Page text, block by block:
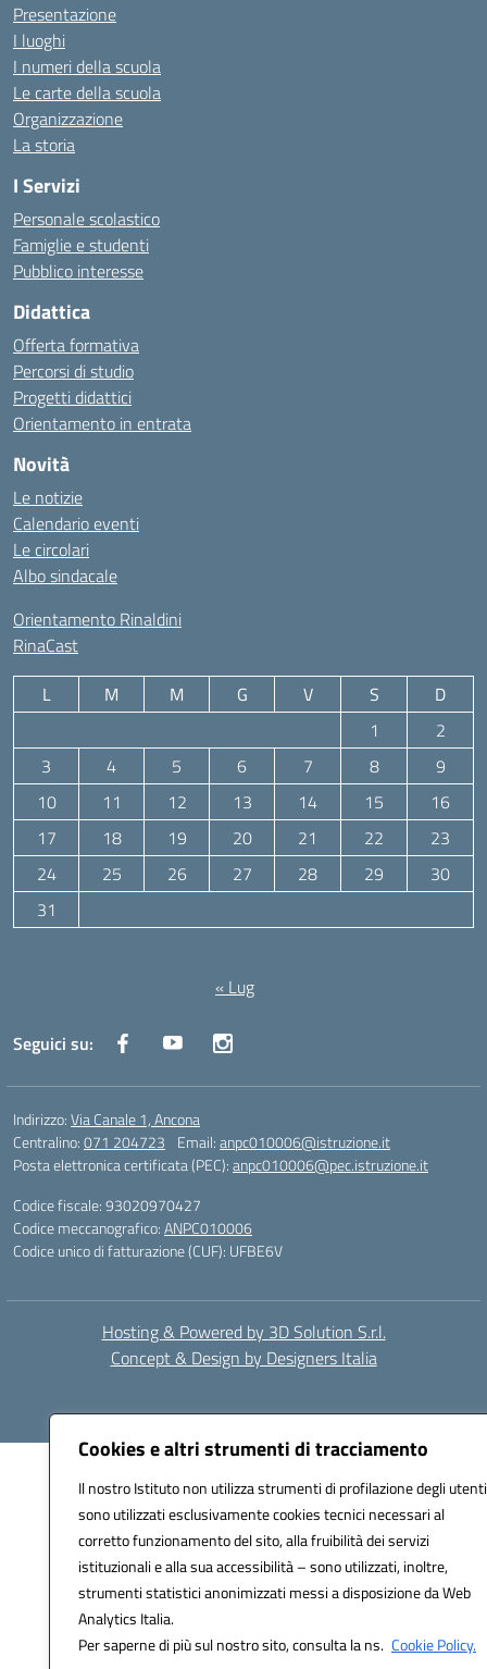
Cookies e altri strumenti di tracciamento
Il nostro Istituto non utilizza strumenti di profilazione degli
sono utilizzati esclusivamente cookies tecnici necessari al
corretto funzionamento del sito, alla fruibilità dei servizi
istituzionali e alla sua accessibilità – sono utilizzati, inoltre,
strumenti statistici anonimizzati messi a disposizione da Web
Analytics Italia.
Per saperne di più sul nostro sito, consulta la ns. Cookie Policy.
Presentazione
I luoghi
I numeri della scuola
Le carte della scuola
Organizzazione
La storia
I Servizi
Personale scolastico
Famiglie e studenti
Pubblico interesse
Didattica
Offerta formativa
Percorsi di studio
Progetti didattici
Orientamento in entrata
Novità
Le notizie
Calendario eventi
Le circolari
Albo sindacale
Orientamento Rinaldini
RinaCast
L M M G V S
D
1
2
3
4 5 6 7 8
9
10
11 12 13 14 15
16
17
18 19 20 21 22
23
24
25 26 27 28 29
30
31
« Lug
Seguici su:
Indirizzo:Via Canale 1, Ancona
Centralino:071 204723 Email:anpc010006@istruzione.it
Posta elettronica certificata (PEC):anpc010006@pec.istruzione.it
Codice fiscale: 93020970427
Codice meccanografico:ANPC010006
Codice unico di fatturazione (CUF): UFBE6V
Hosting & Powered by 3D Solution S.r.l.
Concept & Design by Designers Italia